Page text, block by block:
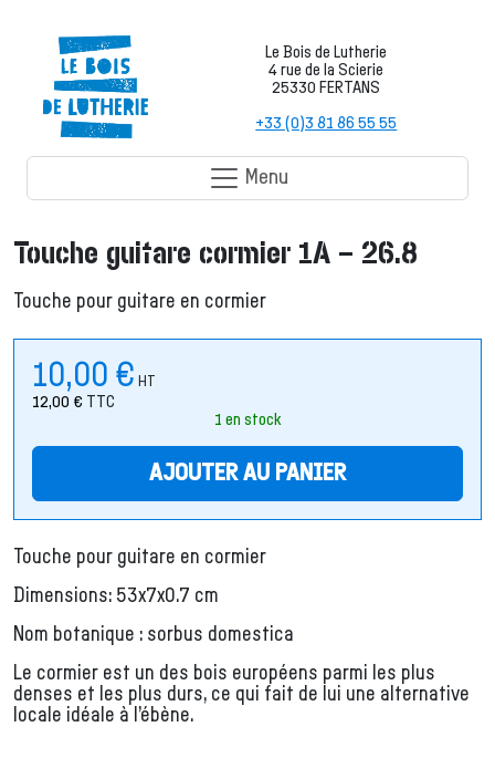
Le Bois de Lutherie
4 rue de la Scierie
25330 FERTANS
+33 (0)3 81 86 55 55
Menu
Touche guitare cormier 1A – 26.8
Touche pour guitare en cormier
10,00 € HT
12,00 € TTC
1 en stock
AJOUTER AU PANIER
Touche pour guitare en cormier
Dimensions: 53x7x0.7 cm
Nom botanique : sorbus domestica
Le cormier est un des bois européens parmi les plus
denses et les plus durs, ce qui fait de lui une alternative
locale idéale à l’ébène.